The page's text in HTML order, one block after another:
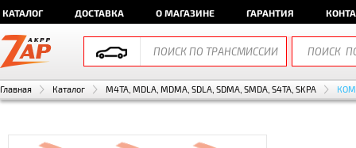
КАТАЛОГ ДОСТАВКА О МАГАЗИНЕ ГАРАНТИЯ
Главная Каталог M4TA, MDLA, MDMA, SDLA, SDMA, SMDA, S4TA, SKPA